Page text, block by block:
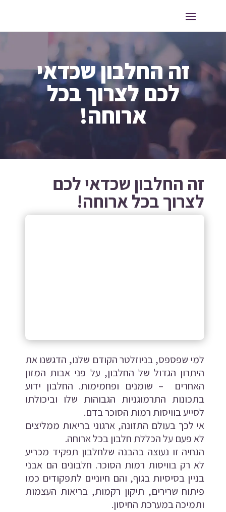
זה החלבון שכדאי
לכם לצרוך בכל
ארוחה!
זה החלבון שכדאי לכם
לצרוך בכל ארוחה!
למי שפספס, בניוזלטר הקודם שלנו, הדגשנו את
היתרון הגדול של החלבון, על פני אבות המזון
האחרים – שומנים ופחמימות. החלבון ידוע
בתכונות התרמוגניות הגבוהות שלו וביכולתו
לסייע בוויסות רמות הסוכר בדם.
אי לכך בעולם התזונה, ארגוני בריאות ממליצים
לא פעם על הכללת חלבון בכל ארוחה.
הנחיה זו נעוצה בהבנה שלחלבון תפקיד מכריע
לא רק בוויסות רמות הסוכר. חלבונים הם אבני
בניין בסיסיות בגוף, והם חיוניים לתפקודים כמו
פיתוח שרירים, תיקון רקמות, בריאות העצמות
ותמיכה במערכת החיסון.